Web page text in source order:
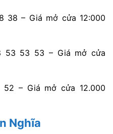
38 – Giá mở cửa 12:000
53 53 53 – Giá mở cửa
– Giá mở cửa 12.000
Nghĩa